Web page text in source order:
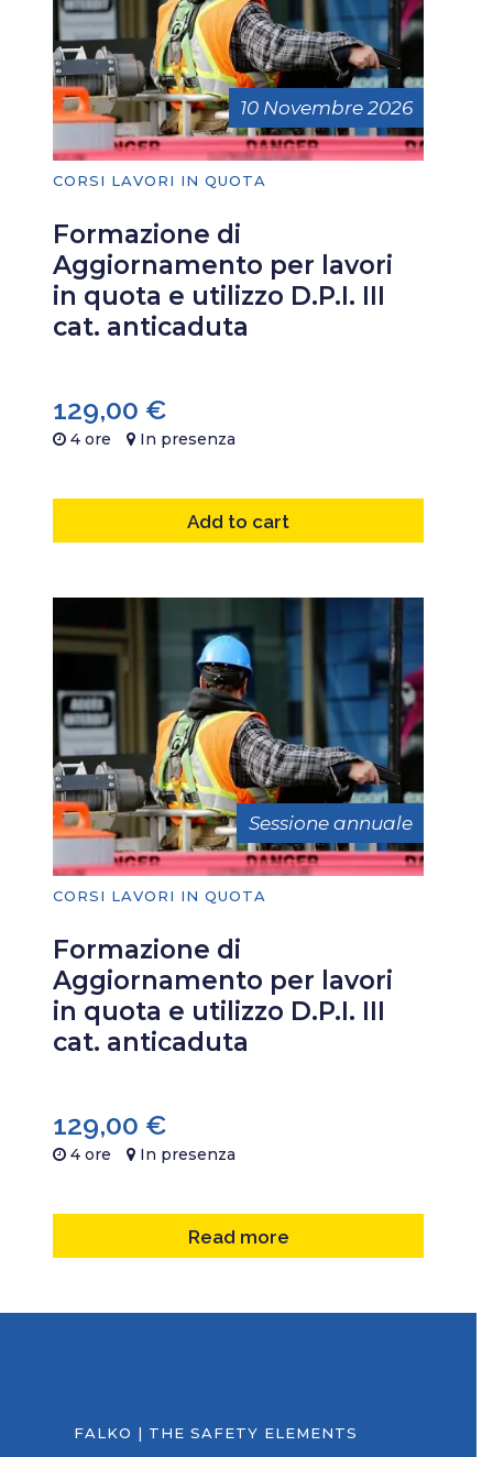
10 Novembre 2026
CORSI LAVORI IN QUOTA
Formazione di
Aggiornamento per lavori
in quota e utilizzo D.P.I. III
cat. anticaduta
129,00 €
4 ore In presenza
Add to cart
Sessione annuale
CORSI LAVORI IN QUOTA
Formazione di
Aggiornamento per lavori
in quota e utilizzo D.P.I. III
cat. anticaduta
129,00 €
4 ore In presenza
Read more
FALKO | THE SAFETY ELEMENTS